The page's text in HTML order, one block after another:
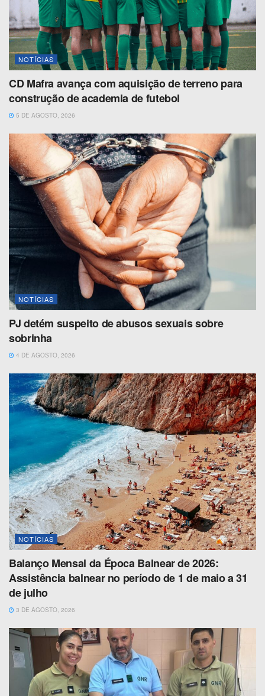
NOTÍCIAS
CD Mafra avança com aquisição de terreno para
construção de academia de futebol
5 DE AGOSTO, 2026
NOTÍCIAS
PJ detém suspeito de abusos sexuais sobre
sobrinha
4 DE AGOSTO, 2026
NOTÍCIAS
Balanço Mensal da Época Balnear de 2026:
Assistência balnear no período de 1 de maio a 31
de julho
3 DE AGOSTO, 2026